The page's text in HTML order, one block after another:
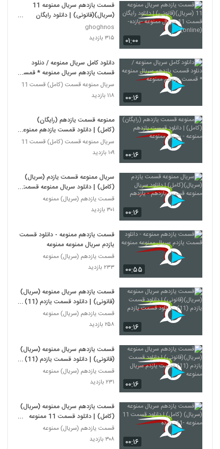
۰۱:۰۰
قسمت یازدهم سریال ممنوعه 11
(سریال)(قانونی) | دانلود رایگان
قسمت 11 سریال ممنوعه -یازده-
(online)
ghoghnos
۳۱۵ بازدید
۰۰:۱۶
دانلود کامل سریال ممنوعه / دنلود
قسمت یازدهم سریال ممنوعه * قمست
یازدهم ممنوعه
سریال ممنوعه قسمت (کامل) قسمت 11
۱۱۸ بازدید
۰۰:۱۶
ممنوعه قسمت یازدهم (رایگان)
(کامل) | دانلود قمست یازدهم ممنوعه
- سریال ممنوعه
سریال ممنوعه قسمت (کامل) قسمت 11
۱۰۹ بازدید
۰۰:۱۶
سریال ممنوعه قسمت یازدم (سریال)
(کامل) | دانلود سریال ممنوعه قسمت
یازدهم - یازدهم
قسمت یازدهم (سریال) ممنوعه
۳۰۱ بازدید
۰۰:۵۵
قسمت یازدهم ممنوعه - دانلود قسمت
یازدم سریال ممنوعه ممنوعه
قسمت یازدهم (سریال) ممنوعه
۲۳۳ بازدید
۰۰:۱۶
قسمت یازدهم سریال ممنوعه (سریال)
(قانونی) | دانلود قسمت یازدم (11) -
دانلود قسمت یازدم
قسمت یازدهم (سریال) ممنوعه
۲۵۸ بازدید
۰۰:۱۶
قسمت یازدهم سریال ممنوعه (سریال)
(قانونی) | دانلود قسمت یازدم (11)
قسمت یازدم سریال ممنوعه
قسمت یازدهم (سریال) ممنوعه
۲۳۱ بازدید
۰۰:۱۶
قسمت یازدهم سریال ممنوعه (سریال)
(کامل) | دانلود قسمت 11 ممنوعه
-11- یازده
قسمت یازدهم (سریال) ممنوعه
۳۰۸ بازدید